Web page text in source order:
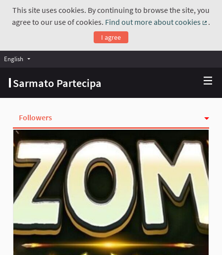
This site uses cookies. By continuing to browse the site, you
agree to our use of cookies. Find out more about cookies
.
I agree
Sarmato Partecipa
English Choose language
Activity
Follows
Followers